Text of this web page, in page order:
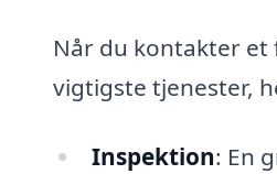
Når du kontakter
vigtigste tjenester,
Inspektion: En